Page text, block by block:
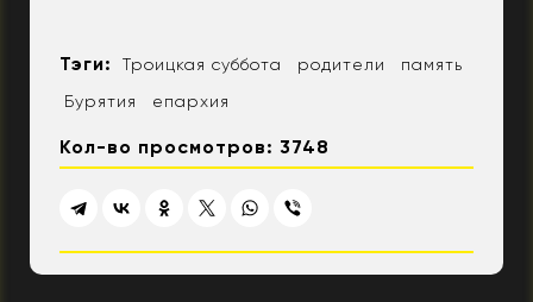
Тэги: Троицкая суббота родители
память
Бурятия
епархия
Кол-во просмотров: 3748